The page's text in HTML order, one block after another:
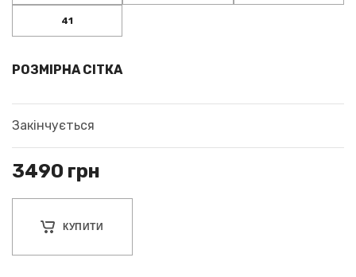
41
РОЗМІРНА СІТКА
Закінчується
3490 грн
КУПИТИ